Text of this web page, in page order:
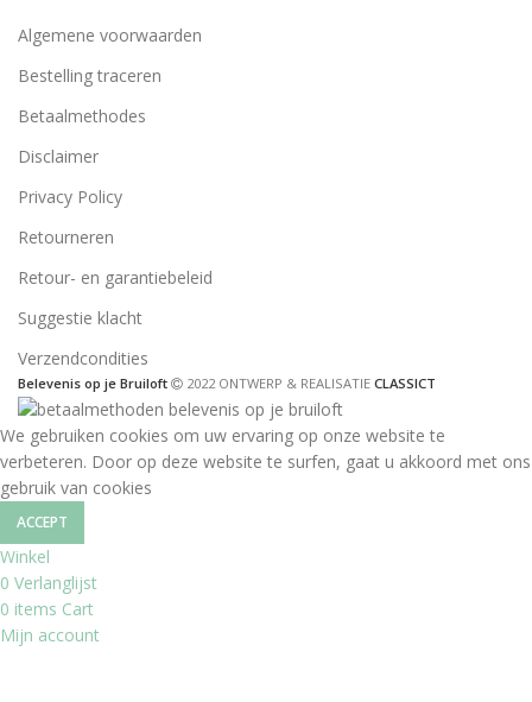
Algemene voorwaarden
Bestelling traceren
Betaalmethodes
Disclaimer
Privacy Policy
Retourneren
Retour- en garantiebeleid
Suggestie klacht
Verzendcondities
Belevenis op je Bruiloft 2022 ONTWERP & REALISATIE CLASSICT
We gebruiken cookies om uw ervaring op onze website te
verbeteren. Door op deze website te surfen, gaat u akkoord met ons
gebruik van cookies
ACCEPT
Winkel
0 Verlanglijst
0 items Cart
Mijn account